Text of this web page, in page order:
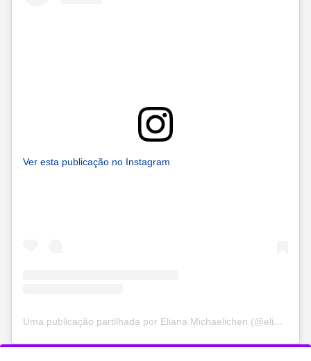
Ver esta publicação no Instagram
Uma publicação partilhada por Eliana Michaelichen (@eliana)